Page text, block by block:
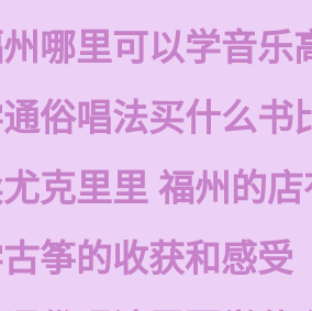
哪里可以学音乐
俗唱法买什么书
克里里 福州的
筝的收获和感受